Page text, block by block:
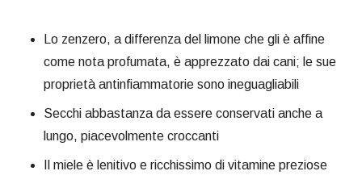
Lo zenzero, a differenza del limone che gli è affine
come nota profumata, è apprezzato dai cani; le sue
proprietà antinfiammatorie sono ineguagliabili
Secchi abbastanza da essere conservati anche a
lungo, piacevolmente croccanti
Il miele è lenitivo e ricchissimo di vitamine preziose